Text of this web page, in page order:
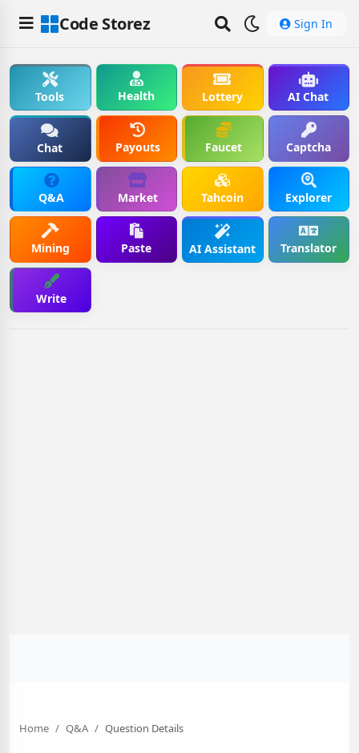
Code Storez Sign In
Tools Health Lottery AI Chat
Chat Payouts Faucet Captcha
Q&A Market Tahcoin Explorer
Mining Paste AI Assistant Translator
Write
Home Q&A Question Details